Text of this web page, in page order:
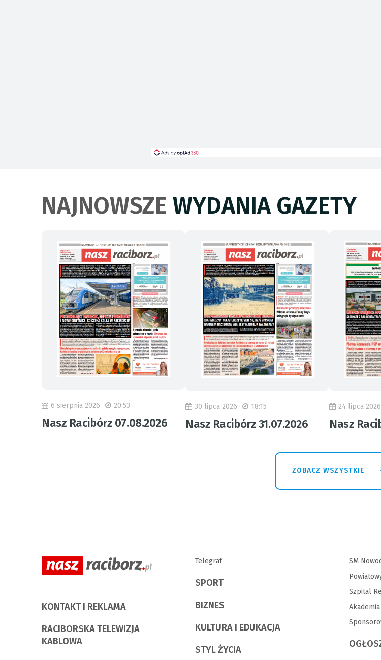
NAJNOWSZE WYDANIA GAZETY
6 sierpnia 2026 20:53
Nasz Racibórz 07.08.2026
30 lipca 2026 18:15
Nasz Racibórz 31.07.2026
24 lipca 2026
Nasz
ZOBACZ WSZYSTKIE
KONTAKT I REKLAMA
RACIBORSKA TELEWIZJA
KABLOWA
Telegraf
SPORT
BIZNES
KULTURA I EDUKACJA
STYL ŻYCIA
SM
Szpital